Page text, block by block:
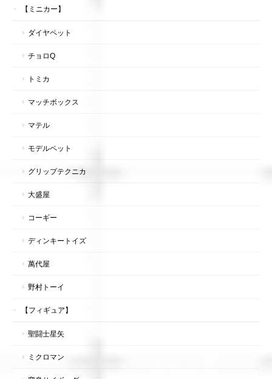
【ミニカー】
ダイヤペット
チョロQ
トミカ
マッチボックス
マテル
モデルペット
グリップテクニカ
大盛屋
コーギー
ディンキートイズ
萬代屋
野村トーイ
【フィギュア】
聖闘士星矢
ミクロマン